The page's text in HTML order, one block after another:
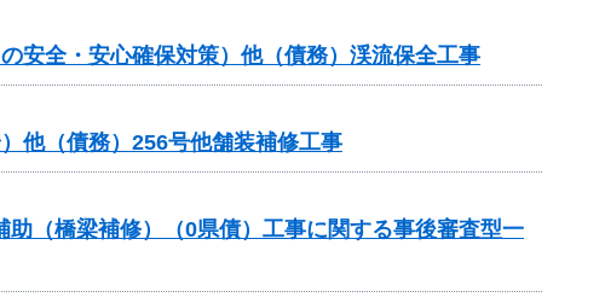
安全・安心確保対策）他（債務）渓流保全工事
他（債務）256号他舗装補修工事
（橋梁補修）（0県債）工事に関する事後審査型一